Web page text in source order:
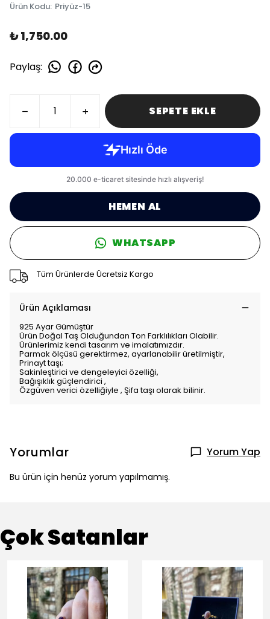
Ürün Kodu: Priyüz-15
₺ 1,750.00
Paylaş:
SEPETE EKLE
HEMEN AL
WHATSAPP
Tüm Ürünlerde Ücretsiz Kargo
Ürün Açıklaması
925 Ayar Gümüştür
Ürün Doğal Taş Olduğundan Ton Farklılıkları Olabilir.
Ürünlerimiz kendi tasarım ve imalatımızdır.
Parmak ölçüsü gerektirmez, ayarlanabilir üretilmiştir,
Prinayt taşı;
Sakinleştirici ve dengeleyici özelliği,
Bağışıklık güçlendirici ,
Özgüven verici özelliğiyle , Şifa taşı olarak bilinir.
Yorumlar Yorum Yap
Bu ürün için henüz yorum yapılmamış.
Çok Satanlar